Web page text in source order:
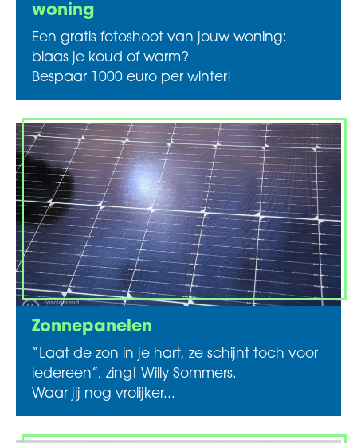
woning
Een gratis fotoshoot van jouw woning:
blaas je koud of warm?
Bespaar 1000 euro per winter!
Zonnepanelen
“Laat de zon in je hart, ze schijnt toch voor
iedereen”, zingt Willy Sommers.
Waar jij nog vrolijker...